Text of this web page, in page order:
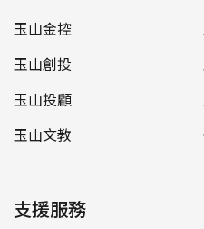
玉山金控
玉山創投
玉山投顧
玉山文教
支援服務